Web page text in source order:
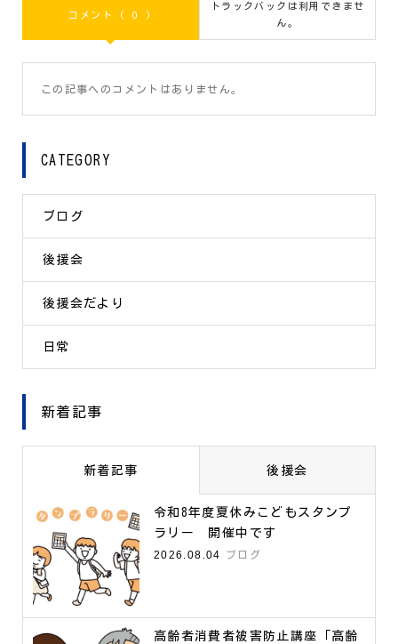
コメント ( 0 )
トラックバックは利用できませ
ん。
この記事へのコメントはありません。
CATEGORY
ブログ
後援会
後援会だより
日常
新着記事
新着記事 後援会
令和8年度夏休みこどもスタンプ
ラリー 開催中です
2026.08.04
ブログ
高齢者消費者被害防止講座「高齢